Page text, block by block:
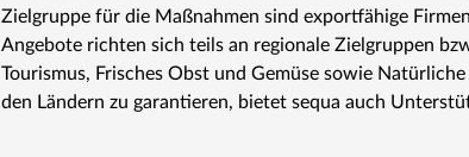
Zielgruppe für die Maßnahmen sind exportfähige
Angebote richten sich teils an regionale Zielgruppen
Tourismus, Frisches Obst und Gemüse sowie
den Ländern zu garantieren, bietet sequa auch